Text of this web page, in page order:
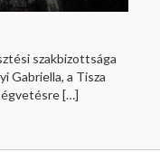
szakbizottsága
Gabriella, a Tisza
[…]